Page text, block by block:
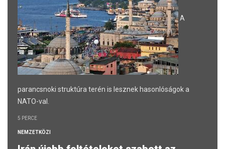
A
parancsnoki struktúra terén is lesznek hasonlóságok a
NATO-val.
5 PERCE
NEMZETKÖZI